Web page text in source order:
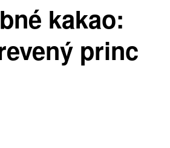
kakao:
princ